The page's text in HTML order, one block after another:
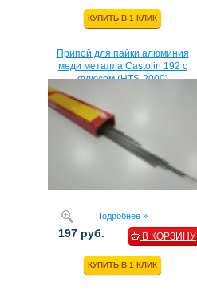
КУПИТЬ В 1 КЛИК
Припой для пайки алюминия
меди металла Castolin 192 с
флюсом (HTS-2000)
Подробнее »
197 руб. В КОРЗИНУ
КУПИТЬ В 1 КЛИК